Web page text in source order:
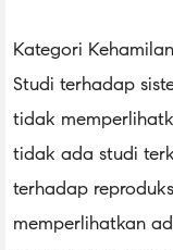
Kategori
Studi terhadap
tidak
tidak ada studi
terhadap
memperlihatkan